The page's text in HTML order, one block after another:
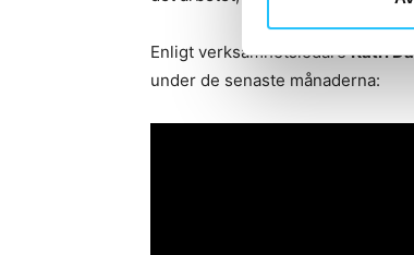
Enligt verksamhetsledareKatri
under de senaste månaderna: